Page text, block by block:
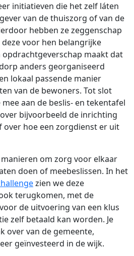
initiatieven die het zelf láten
van de thuiszorg of van de
hebben ze zeggenschap
voor hen belangrijke
maakt dat
anders georganiseerd
lokaal passende manier
van de bewoners. Tot slot
aan de beslis- en tekentafel
bijvoorbeeld de inrichting
over hoe een zorgdienst er uit
om zorg voor elkaar
doen of meebeslissen. In het
zien we deze
terugkomen, met de
de uitvoering van een klus
zelf betaald kan worden. Je
over van de gemeente,
geïnvesteerd in de wijk.